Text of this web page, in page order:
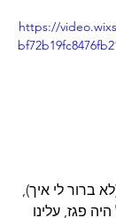
https://
ברור לי איך),
פגז, עלינו